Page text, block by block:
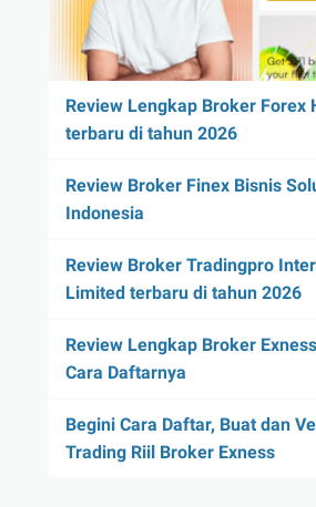
Review Lengkap Broker Forex
terbaru di tahun 2026
Review Broker Finex Bisnis
Indonesia
Review Broker Tradingpro
Limited terbaru di tahun 2026
Review Lengkap Broker
Cara Daftarnya
Begini Cara Daftar, Buat dan
Trading Riil Broker Exness